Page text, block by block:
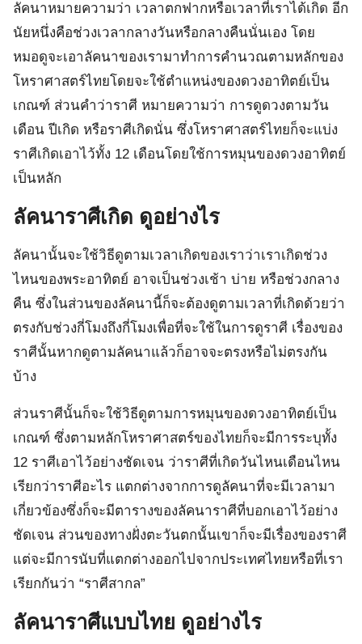
ลัคนาหมายความว่า เวลาตกฟากหรือเวลาที่เราได้เกิด อีก
นัยหนึ่งคือช่วงเวลากลางวันหรือกลางคืนนั่นเอง โดย
หมอดูจะเอาลัคนาของเรามาทำการคำนวณตามหลักของ
โหราศาสตร์ไทยโดยจะใช้ตำแหน่งของดวงอาทิตย์เป็น
เกณฑ์ ส่วนคำว่าราศี หมายความว่า การดูดวงตามวัน
เดือน ปีเกิด หรือราศีเกิดนั่น ซึ่งโหราศาสตร์ไทยก็จะแบ่ง
ราศีเกิดเอาไว้ทั้ง 12 เดือนโดยใช้การหมุนของดวงอาทิตย์
เป็นหลัก
ลัคนาราศีเกิด ดูอย่างไร
ลัคนานั้นจะใช้วิธีดูตามเวลาเกิดของเราว่าเราเกิดช่วง
ไหนของพระอาทิตย์ อาจเป็นช่วงเช้า บ่าย หรือช่วงกลาง
คืน ซึ่งในส่วนของลัคนานี้ก็จะต้องดูตามเวลาที่เกิดด้วยว่า
ตรงกับช่วงกี่โมงถึงกี่โมงเพื่อที่จะใช้ในการดูราศี เรื่องของ
ราศีนั้นหากดูตามลัคนาแล้วก็อาจจะตรงหรือไม่ตรงกัน
บ้าง
ส่วนราศีนั้นก็จะใช้วิธีดูตามการหมุนของดวงอาทิตย์เป็น
เกณฑ์ ซึ่งตามหลักโหราศาสตร์ของไทยก็จะมีการระบุทั้ง
12 ราศีเอาไว้อย่างชัดเจน ว่าราศีที่เกิดวันไหนเดือนไหน
เรียกว่าราศีอะไร แตกต่างจากการดูลัคนาที่จะมีเวลามา
เกี่ยวข้องซึ่งก็จะมีตารางของลัคนาราศีที่บอกเอาไว้อย่าง
ชัดเจน ส่วนของทางฝั่งตะวันตกนั้นเขาก็จะมีเรื่องของราศี
แต่จะมีการนับที่แตกต่างออกไปจากประเทศไทยหรือที่เรา
เรียกกันว่า “ราศีสากล”
ลัคนาราศีแบบไทย ดูอย่างไร